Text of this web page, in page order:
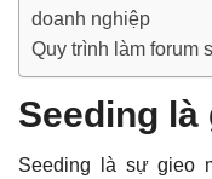
doanh nghiệp
Quy trình làm forum
Seeding là
Seeding là sự gieo